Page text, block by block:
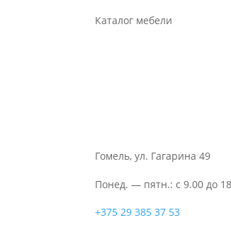
Каталог мебели
Гомель, ул. Гагарина 49
Понед. — пятн.: с 9.00 до
+375 29 385 37 53